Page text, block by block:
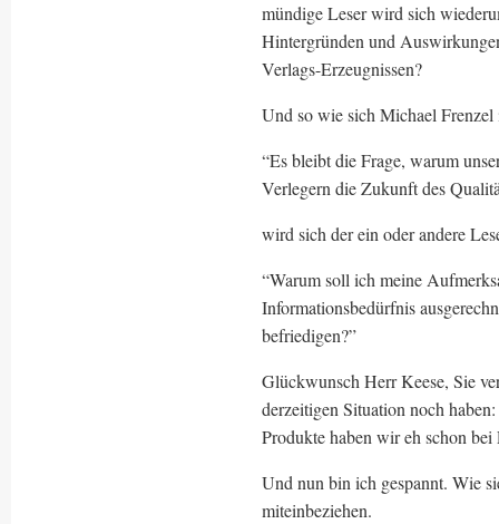
mündige Leser wird sich
Hintergründen und
Verlags-Erzeugnissen?
Und so wie sich Michael
“Es bleibt die Frage, warum
Verlegern die Zukunft des
wird sich der ein oder andere
“Warum soll ich meine
Informationsbedürfnis
befriedigen?”
Glückwunsch Herr Keese, Sie
derzeitigen Situation noch
Produkte haben wir eh schon
Und nun bin ich gespannt. Wie
miteinbeziehen.